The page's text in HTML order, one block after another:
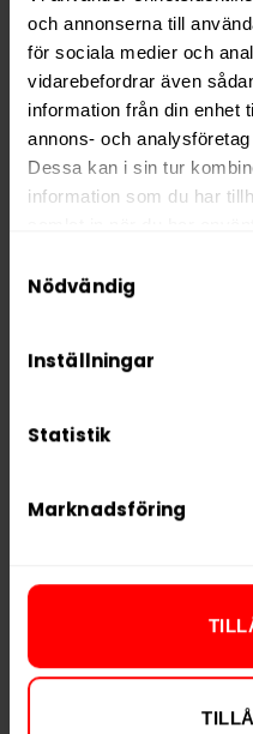
och annonserna till
för sociala medier och
vidarebefordrar även
information från din enhet
annons- och
Dessa kan i sin tur
information som du har
We work with
Nödvändig
Inställningar
Statistik
Marknadsföring
Hitta alla produkter från
Alla produkter med
PRODUKTINFORMATION
Smak
Styrka
Nikotin per portion
Vikt per dosa
Vikt per portion
Tillverkare